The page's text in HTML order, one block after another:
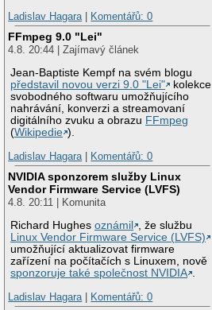
Ladislav Hagara
Komentářů: 0
FFmpeg 9.0 "Lei"
4.8. 20:44 | Zajímavý článek
Jean-Baptiste Kempf na svém blogu
představil novou verzi 9.0 "Lei"
kolekce
svobodného softwaru umožňujícího
nahrávání, konverzi a streamovaní
digitálního zvuku a obrazu FFmpeg
(Wikipedie ).
Ladislav Hagara
Komentářů: 0
NVIDIA sponzorem služby Linux
Vendor Firmware Service (LVFS)
4.8. 20:11 | Komunita
Richard Hughesoznámil
, že službu
Linux Vendor Firmware Service (LVFS)
umožňující aktualizovat firmware
zařízení na počítačích s Linuxem, nově
sponzoruje také společnost NVIDIA .
Ladislav Hagara | Komentářů: 0